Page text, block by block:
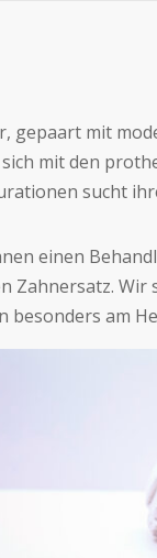
gepaart mit
mit den
sucht
einen
Zahnersatz.
besonders am